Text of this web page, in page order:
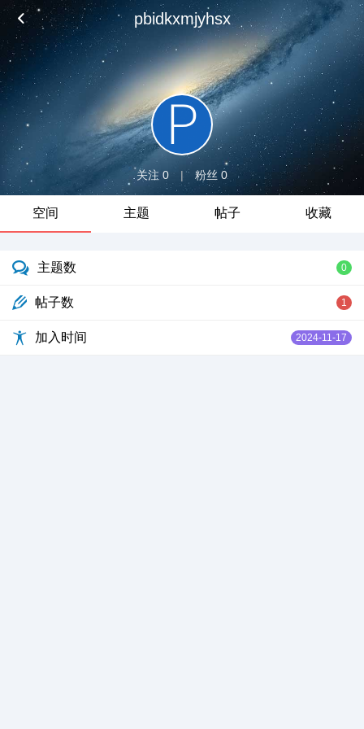
pbidkxmjyhsx
关注 0 | 粉丝 0
空间 主题 帖子 收藏
主题数 0
帖子数 1
加入时间 2024-11-17